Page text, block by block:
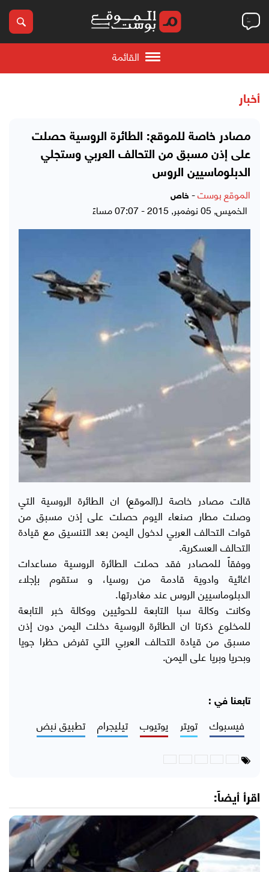
القائمة
أخبار
مصادر خاصة للموقع: الطائرة الروسية حصلت
على إذن مسبق من التحالف العربي وستجلي
الدبلوماسيين الروس
الموقع بوست- خاص
الخميس, 05 نوفمبر, 2015 - 07:07 مساءً
قالت مصادر خاصة لـ(الموقع) ان الطائرة الروسية التي
وصلت مطار صنعاء اليوم حصلت على إذن مسبق من
قوات التحالف العربي لدخول اليمن بعد التنسيق مع قيادة
التحالف العسكرية.
ووفقاً للمصادر فقد حملت الطائرة الروسية مساعدات
اغاثية وادوية قادمة من روسيا، و ستقوم بإجلاء
الدبلوماسيين الروس عند مغادرتها.
وكانت وكالة سبا التابعة للحوثيين ووكالة خبر التابعة
للمخلوع ذكرتا ان الطائرة الروسية دخلت اليمن دون إذن
مسبق من قيادة التحالف العربي التي تفرض حظرا جويا
وبحريا وبريا على اليمن.
تابعنا في :
فيسبوك تويتر يوتيوب تيليجرام تطبيق نبض
اقرأ أيضاً: